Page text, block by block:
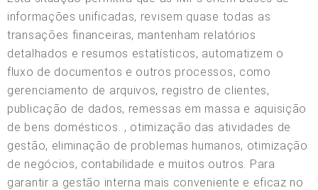
informações unificadas, revisem quase todas as
transações financeiras, mantenham relatórios
detalhados e resumos estatísticos, automatizem o
fluxo de documentos e outros processos, como
gerenciamento de arquivos, registro de clientes,
publicação de dados, remessas em massa e aquisição
de bens domésticos. , otimização das atividades de
gestão, eliminação de problemas humanos, otimização
de negócios, contabilidade e muitos outros. Para
garantir a gestão interna mais conveniente e eficaz no